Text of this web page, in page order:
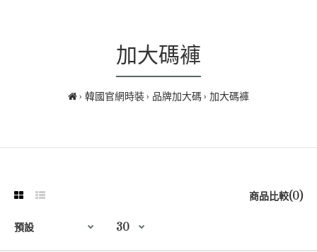
加大碼褲
韓國官網時裝 品牌加大碼 加大碼褲
商品比較(0)